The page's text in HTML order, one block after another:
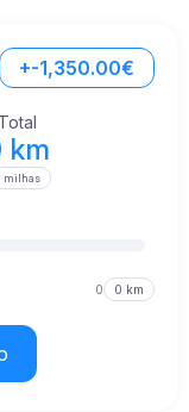
+-1,350.00€
Total
km
milhas
0 0 km